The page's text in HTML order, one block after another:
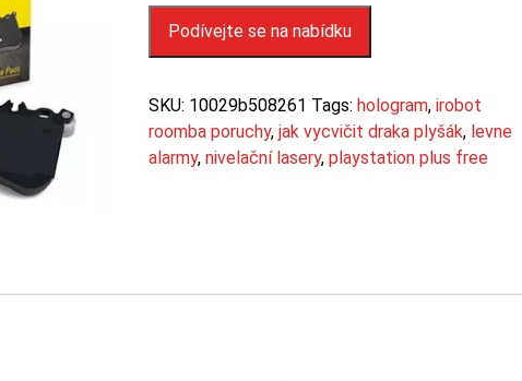
Podívejte se na nabídku
SKU: 10029b508261 Tags: hologram, irobot
roomba poruchy, jak vycvičit draka plyšák, levne
alarmy, nivelační lasery, playstation plus free